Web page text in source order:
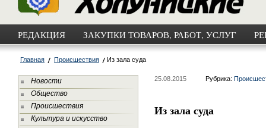
РЕДАКЦИЯ ЗАКУПКИ ТОВАРОВ, РАБОТ, УСЛУГ
Главная Происшествия Из зала суда
Новости
Общество
Происшествия
Культура и искусство
25.08.2015 Рубрика:
Из зала суда